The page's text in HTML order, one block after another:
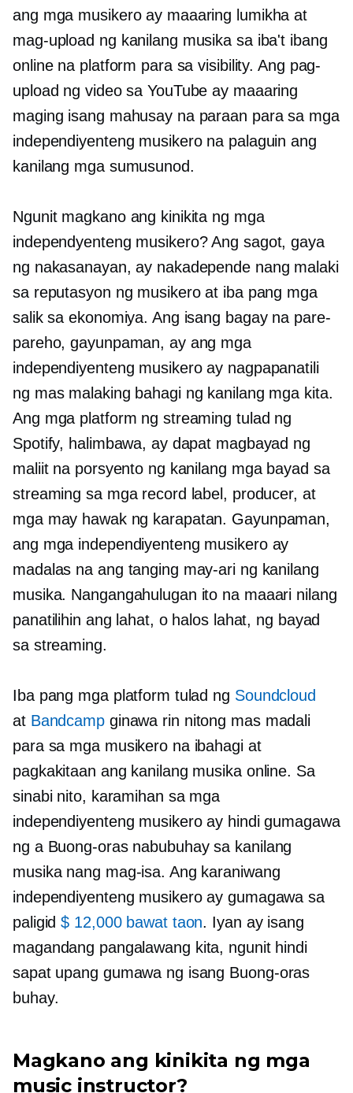
ang mga musikero ay maaaring lumikha at
mag-upload ng kanilang musika sa iba't ibang
online na platform para sa visibility. Ang pag-
upload ng video sa YouTube ay maaaring
maging isang mahusay na paraan para sa mga
independiyenteng musikero na palaguin ang
kanilang mga sumusunod.
Ngunit magkano ang kinikita ng mga
independyenteng musikero? Ang sagot, gaya
ng nakasanayan, ay nakadepende nang malaki
sa reputasyon ng musikero at iba pang mga
salik sa ekonomiya. Ang isang bagay na pare-
pareho, gayunpaman, ay ang mga
independiyenteng musikero ay nagpapanatili
ng mas malaking bahagi ng kanilang mga kita.
Ang mga platform ng streaming tulad ng
Spotify, halimbawa, ay dapat magbayad ng
maliit na porsyento ng kanilang mga bayad sa
streaming sa mga record label, producer, at
mga may hawak ng karapatan. Gayunpaman,
ang mga independiyenteng musikero ay
madalas na ang tanging may-ari ng kanilang
musika. Nangangahulugan ito na maaari nilang
panatilihin ang lahat, o halos lahat, ng bayad
sa streaming.
Iba pang mga platform tulad ng Soundcloud
at Bandcampginawa rin nitong mas madali
para sa mga musikero na ibahagi at
pagkakitaan ang kanilang musika online. Sa
sinabi nito, karamihan sa mga
independiyenteng musikero ay hindi gumagawa
ng a Buong-orasnabubuhay sa kanilang
musika nang mag-isa. Ang karaniwang
independiyenteng musikero ay gumagawa sa
paligid$ 12,000 bawat taon. Iyan ay isang
magandang pangalawang kita, ngunit hindi
sapat upang gumawa ng isang Buong-oras
buhay.
Magkano ang kinikita ng mga
music instructor?